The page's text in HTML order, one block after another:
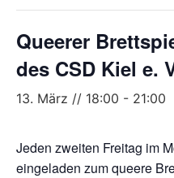
Queerer
des CSD Kiel e.
13. März // 18:00 - 21:00
Jeden zweiten Freitag im
eingeladen zum queere